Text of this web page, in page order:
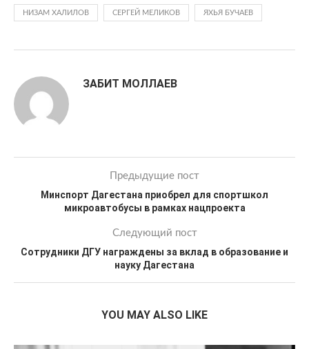
НИЗАМ ХАЛИЛОВ СЕРГЕЙ МЕЛИКОВ ЯХЬЯ БУЧАЕВ
ЗАБИТ МОЛЛАЕВ
Предыдущие пост
Минспорт Дагестана приобрел для спортшкол
микроавтобусы в рамках нацпроекта
Следующий пост
Сотрудники ДГУ награждены за вклад в образование и
науку Дагестана
YOU MAY ALSO LIKE